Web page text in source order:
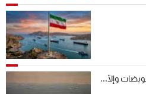
وإلّا...